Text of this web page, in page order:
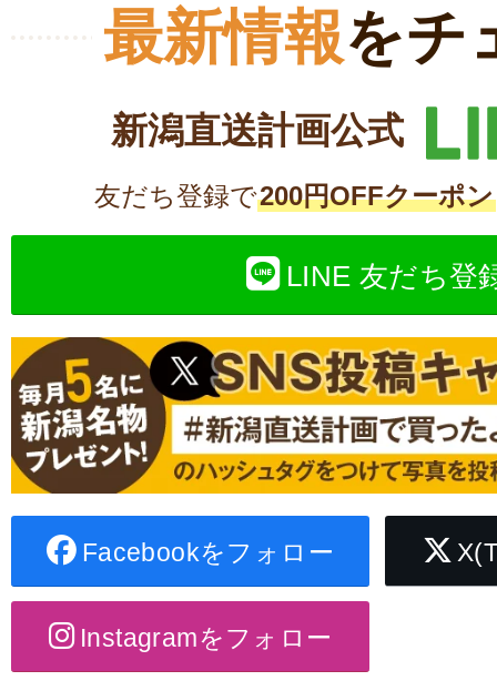
最新情報をチ
新潟直送計画公式
友だち登録で200円OFFクーポン
LINE 友だち登
Facebookをフォロー
Instagramをフォロー